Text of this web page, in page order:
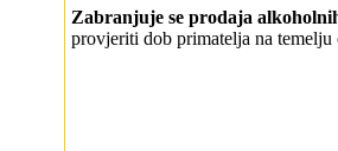
Zabranjuje se prodaja
provjeriti dob primatelja na temelju